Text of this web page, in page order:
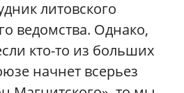
литовского
ведомства. Однако,
кто-то из больших
начнет всерьез